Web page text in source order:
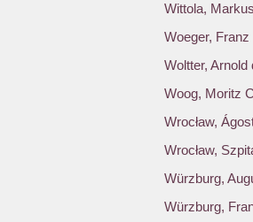
Wittola,
Woeger, Franz
Woltter, Arnold
Woog, Moritz
Wrocław,
Wrocław,
Würzburg,
Würzburg,